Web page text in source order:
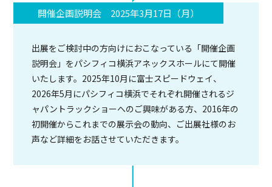
開催企画説明会 2025年3月17日（月）
出展をご検討中の方向けにおこなっている「開催企画
説明会」をパシフィコ横浜アネックスホールにて開催
いたします。2025年10月に富士スピードウェイ、
2026年5月にパシフィコ横浜でそれぞれ開催されるジ
ャパントラックショーへのご興味がある方、2016年の
初開催からこれまでの展示会の動向、ご出展社様のお
声など詳細をお話させていただきます。